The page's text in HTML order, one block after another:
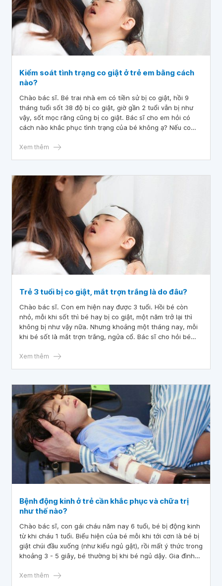
Kiểm soát tình trạng co giật ở trẻ em bằng cách
nào?
Chào bác sĩ. Bé trai nhà em có tiền sử bị co giật, hồi 9
tháng tuổi sốt 38 độ bị co giật, giờ gần 2 tuổi vẫn bị như
vậy, sốt mọc răng cũng bị co giật. Bác sĩ cho em hỏi có
cách nào khắc phục tình trạng của bé không ạ? Nếu co
hay ảnh hưởng đến tính mạng không ạ? Mong bác sĩ tư
Xem thêm
Trẻ 3 tuổi bị co giật, mắt trợn trắng là do đâu?
Chào bác sĩ. Con em hiện nay được 3 tuổi. Hồi bé còn
nhỏ, mỗi khi sốt thì bé hay bị co giật, một năm trở lại thì
không bị như vậy nữa. Nhưng khoảng một tháng nay, mỗi
khi bé sốt là mắt trợn trắng, ngửa cổ. Bác sĩ cho hỏi bé
rất lo lắng. Em xin cảm ơn.
Xem thêm
Bệnh động kinh ở trẻ cần khắc phục và chữa trị
như thế nào?
Chào bác sĩ, con gái cháu năm nay 6 tuổi, bé bị động kinh
từ khi cháu 1 tuổi. Biểu hiện của bé mỗi khi tới cơn là bé bị
giật chúi đầu xuống (như kiểu ngủ gật), rồi mất ý thức trong
khoảng 3 - 5 giây, bé thường bị khi bé ngủ dậy. Gia đình
nhưng bệnh của bé không đỡ, giờ bé đang học lớp 1
Xem thêm